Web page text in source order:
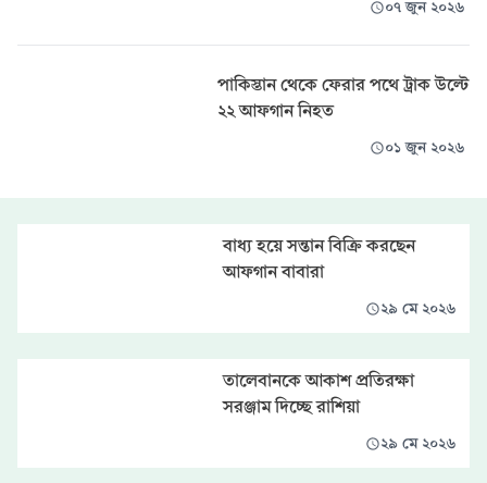
০৭ জুন ২০২৬
পাকিস্তান থেকে ফেরার পথে ট্রাক উল্টে
২২ আফগান নিহত
০১ জুন ২০২৬
বাধ্য হয়ে সন্তান বিক্রি করছেন
আফগান বাবারা
২৯ মে ২০২৬
তালেবানকে আকাশ প্রতিরক্ষা
সরঞ্জাম দিচ্ছে রাশিয়া
২৯ মে ২০২৬